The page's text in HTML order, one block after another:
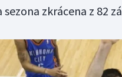
sezona zkrácena z 82